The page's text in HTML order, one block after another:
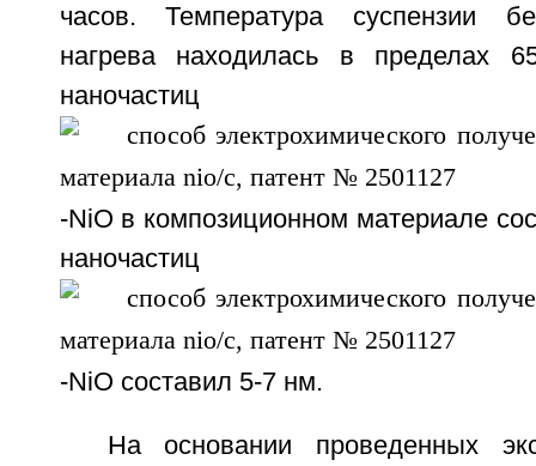
часов. Температура суспензии
нагрева находилась в пределах
наночастиц
-NiO в композиционном материале
наночастиц
-NiO составил 5-7 нм.
На основании проведенных